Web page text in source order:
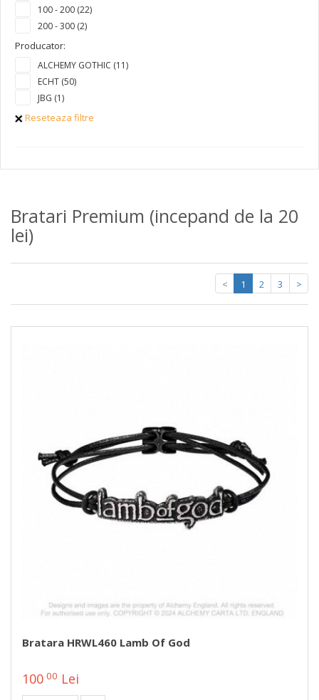
100 - 200 (22)
200 - 300 (2)
Producator:
ALCHEMY GOTHIC (11)
ECHT (50)
JBG (1)
Reseteaza filtre
Bratari Premium (incepand de la 20
lei)
< 1 2 3 >
Bratara HRWL460 Lamb Of God
100 00 Lei